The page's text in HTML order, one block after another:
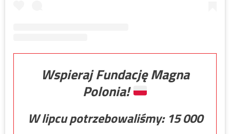
Wspieraj Fundację Magna
Polonia!
W lipcu potrzebowaliśmy: 15 000